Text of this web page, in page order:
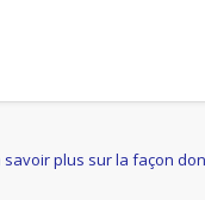
savoir plus sur la façon